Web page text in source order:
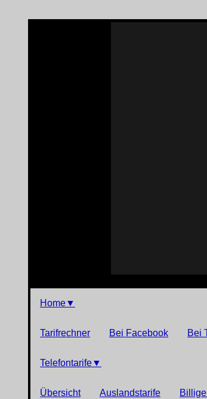
Home▼
Tarifrechner Bei Facebook Bei
Telefontarife▼
Übersicht Auslandstarife